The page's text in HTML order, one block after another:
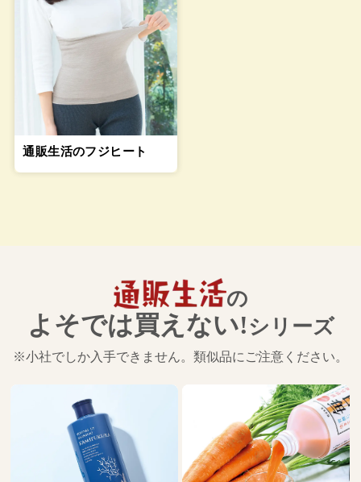
通販生活のフジヒート
の
よそでは買えない!シリーズ
※小社でしか入手できません。類似品にご注意ください。
搾り立てエゴマ油
税込 1,890－3,780 円